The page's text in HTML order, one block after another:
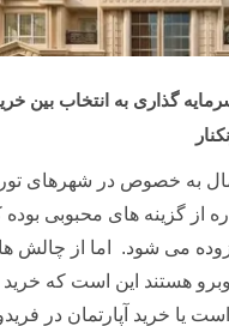
گذاری به انتخاب بین
به خصوص در شهرهای
از گزینه های محبوبی
می شود. اما از چالش
هستند این است که خرید
یا خرید آپارتمان در